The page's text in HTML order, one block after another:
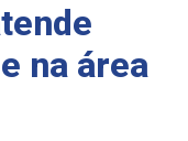
na área